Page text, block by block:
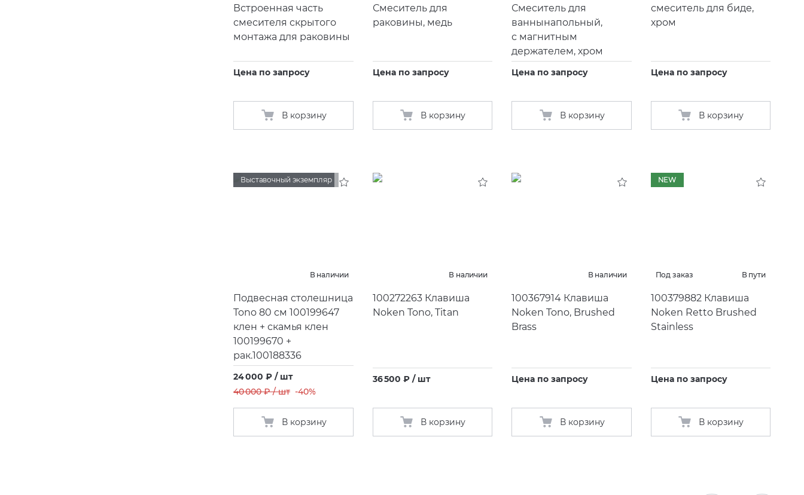
Встроенная часть
смесителя скрытого
монтажа для раковины
Цена по запросу
В корзину
Смеситель для
раковины, медь
Цена по запросу
В корзину
Смеситель для
ваннынапольный,
с магнитным
держателем, хром
Цена по запросу
В корзину
смеситель для биде,
хром
Цена по запросу
В корзину
Выставочный экземпляр
В наличии
Подвесная столешница
Tono 80 см 100199647
клен + скамья клен
100199670 +
рак.100188336
24 000 ₽ / шт
40 000 ₽ / шт -40%
В корзину
В наличии
100272263 Клавиша
Noken Tono, Titan
36 500 ₽ / шт
В корзину
В наличии
100367914 Клавиша
Noken Tono, Brushed
Brass
Цена по запросу
В корзину
NEW
Под заказ В пути
100379882 Клавиша
Noken Retto Brushed
Stainless
Цена по запросу
В корзину